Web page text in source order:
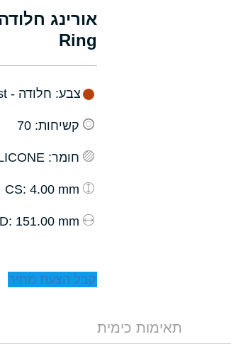
Ring
צבע: חלודה - Rust
קשיחות: 70
חומר: SILICONE
: 4.00 mm
: 151.00 mm
קבל הצעת מחיר
תאימות כימית